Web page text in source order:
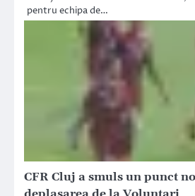
pentru echipa de…
CFR Cluj a smuls un punct